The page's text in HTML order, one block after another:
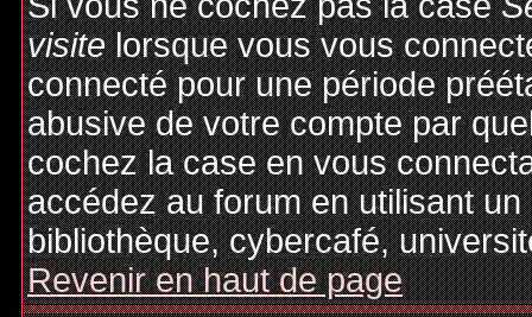
visitelorsque vous vous
connecté pour une période
abusive de votre compte par
cochez la case en vous
accédez au forum en utilisant
bibliothèque, cybercafé,
Revenir en haut de page